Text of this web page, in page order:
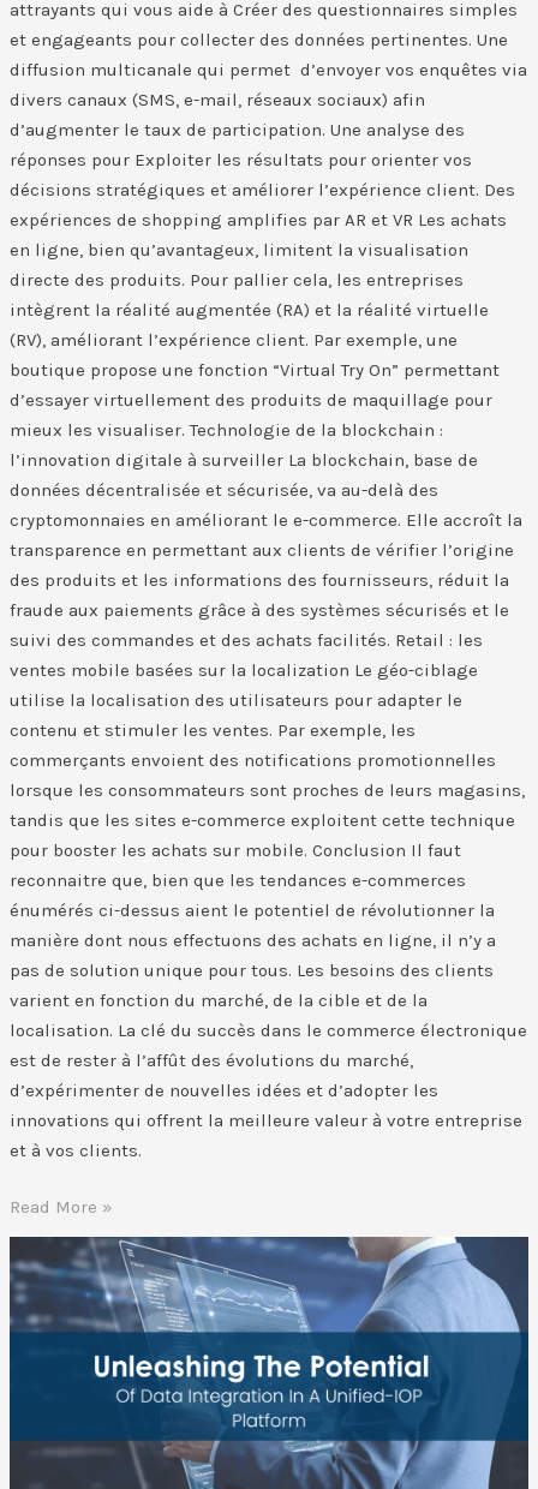
attrayants qui vous aide à Créer des questionnaires simples
et engageants pour collecter des données pertinentes. Une
diffusion multicanale qui permet d’envoyer vos enquêtes via
divers canaux (SMS, e-mail, réseaux sociaux) afin
d’augmenter le taux de participation. Une analyse des
réponses pour Exploiter les résultats pour orienter vos
décisions stratégiques et améliorer l’expérience client.​ Des
expériences de shopping amplifies par AR et VR Les achats
en ligne, bien qu’avantageux, limitent la visualisation
directe des produits. Pour pallier cela, les entreprises
intègrent la réalité augmentée (RA) et la réalité virtuelle
(RV), améliorant l’expérience client. Par exemple, une
boutique propose une fonction “Virtual Try On” permettant
d’essayer virtuellement des produits de maquillage pour
mieux les visualiser. Technologie de la blockchain :
l’innovation digitale à surveiller La blockchain, base de
données décentralisée et sécurisée, va au-delà des
cryptomonnaies en améliorant le e-commerce. Elle accroît la
transparence en permettant aux clients de vérifier l’origine
des produits et les informations des fournisseurs, réduit la
fraude aux paiements grâce à des systèmes sécurisés et le
suivi des commandes et des achats facilités. Retail : les
ventes mobile basées sur la localization Le géo-ciblage
utilise la localisation des utilisateurs pour adapter le
contenu et stimuler les ventes. Par exemple, les
commerçants envoient des notifications promotionnelles
lorsque les consommateurs sont proches de leurs magasins,
tandis que les sites e-commerce exploitent cette technique
pour booster les achats sur mobile. Conclusion ​Il faut
reconnaitre que, bien que les tendances e-commerces
énumérés ci-dessus aient le potentiel de révolutionner la
manière dont nous effectuons des achats en ligne, il n’y a
pas de solution unique pour tous. Les besoins des clients
varient en fonction du marché, de la cible et de la
localisation. La clé du succès dans le commerce électronique
est de rester à l’affût des évolutions du marché,
d’expérimenter de nouvelles idées et d’adopter les
innovations qui offrent la meilleure valeur à votre entreprise
et à vos clients.
Read More »
Unleashing
The
Potential